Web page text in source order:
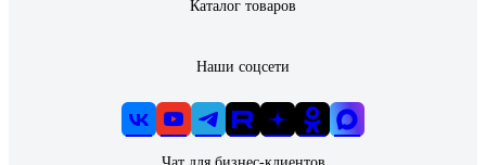
Каталог товаров
Наши соцсети